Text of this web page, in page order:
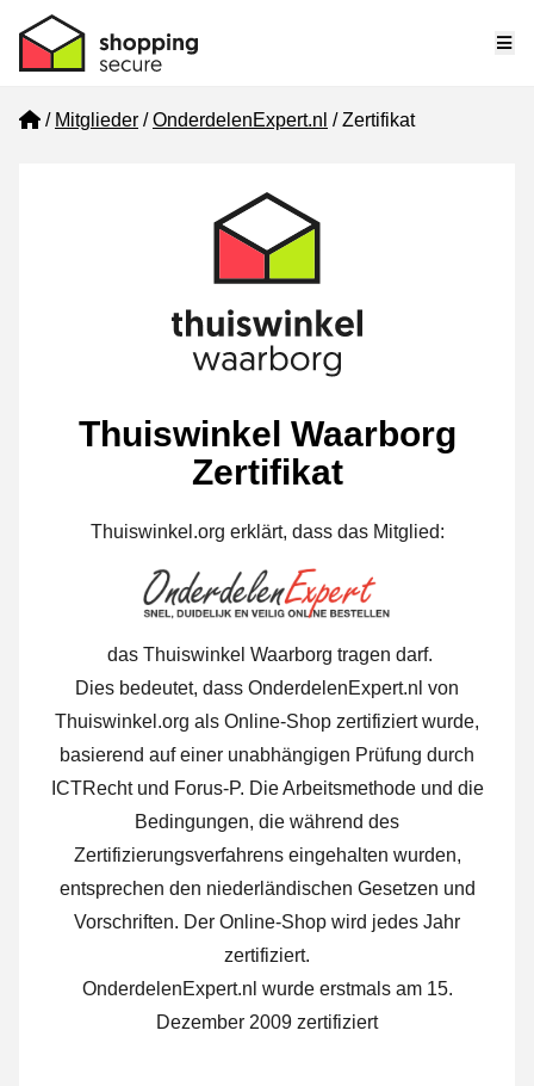
Home
Mitglieder OnderdelenExpert.nl Zertifikat
Thuiswinkel Waarborg
Zertifikat
Thuiswinkel.org erklärt, dass das Mitglied:
das Thuiswinkel Waarborg tragen darf.
Dies bedeutet, dass OnderdelenExpert.nl von
Thuiswinkel.org als Online-Shop zertifiziert wurde,
basierend auf einer unabhängigen Prüfung durch
ICTRecht und Forus-P. Die Arbeitsmethode und die
Bedingungen, die während des
Zertifizierungsverfahrens eingehalten wurden,
entsprechen den niederländischen Gesetzen und
Vorschriften. Der Online-Shop wird jedes Jahr
zertifiziert.
OnderdelenExpert.nl wurde erstmals am 15.
Dezember 2009 zertifiziert